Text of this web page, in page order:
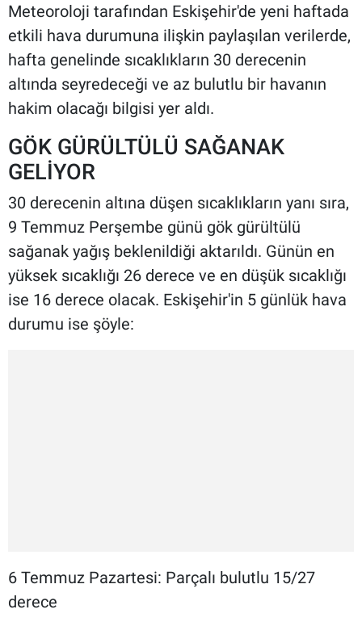
Meteoroloji tarafından Eskişehir'de yeni haftada
etkili hava durumuna ilişkin paylaşılan verilerde,
hafta genelinde sıcaklıkların 30 derecenin
altında seyredeceği ve az bulutlu bir havanın
hakim olacağı bilgisi yer aldı.
GÖK GÜRÜLTÜLÜ SAĞANAK
GELİYOR
30 derecenin altına düşen sıcaklıkların yanı sıra,
9 Temmuz Perşembe günü gök gürültülü
sağanak yağış beklenildiği aktarıldı. Günün en
yüksek sıcaklığı 26 derece ve en düşük sıcaklığı
ise 16 derece olacak. Eskişehir'in 5 günlük hava
durumu ise şöyle:
6 Temmuz Pazartesi: Parçalı bulutlu 15/27
derece